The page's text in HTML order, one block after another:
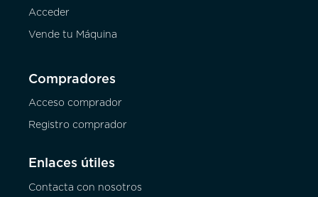
Acceder
Vende tu Máquina
Compradores
Acceso comprador
Registro comprador
Enlaces útiles
Contacta con nosotros